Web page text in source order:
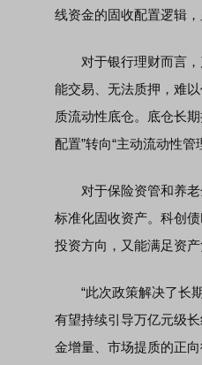
线资金的固收配置逻辑
对于银行理财而言，
能交易、无法质押，难
质流动性底仓。底仓长
配置”转向“主动流动性管
对于保险资管和养老
标准化固收资产。科创
投资方向，又能满足资产
“此次政策解决了长期
有望持续引导万亿元级
金增量、市场提质的正向